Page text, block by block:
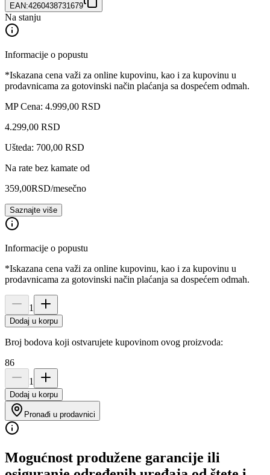
EAN:4260438731679
Na stanju
Informacije o popustu
*Iskazana cena važi za online kupovinu, kao i za kupovinu u
prodavnicama za gotovinski način plaćanja sa dospećem odmah.
MP Cena: 4.999,00 RSD
4.299,00 RSD
Ušteda: 700,00 RSD
Na rate bez kamate od
359,00RSD/mesečno
Saznajte više
Informacije o popustu
*Iskazana cena važi za online kupovinu, kao i za kupovinu u
prodavnicama za gotovinski način plaćanja sa dospećem odmah.
1
Dodaj u korpu
Broj bodova koji ostvarujete kupovinom ovog proizvoda:
86
1
Dodaj u korpu
Pronađi u prodavnici
Mogućnost produžene garancije ili